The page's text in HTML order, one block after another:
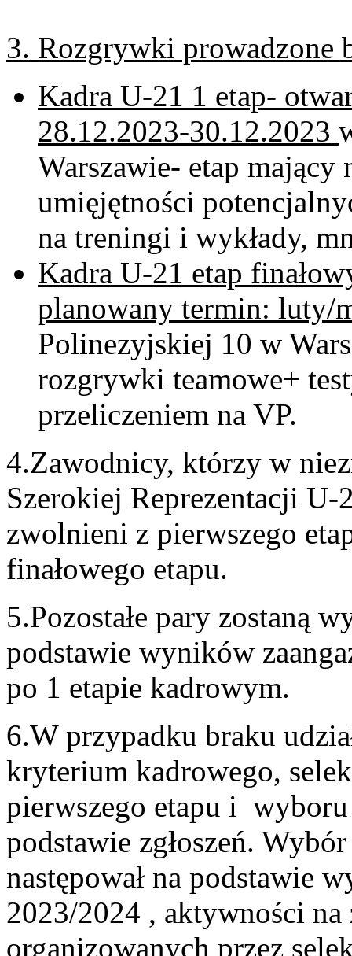
3. Rozgrywki prowadzone
Kadra U-21 1 etap-
28.12.2023-30.12.2023
Warszawie- etap
umięjętności
na treningi i wykłady,
Kadra U-21 etap
planowany termin: luty/
Polinezyjskiej 10 w
rozgrywki teamowe+
przeliczeniem na VP.
4.Zawodnicy, którzy w
Szerokiej Reprezentacji U-
zwolnieni z pierwszego
finałowego etapu.
5.Pozostałe pary zostaną
podstawie wyników
po 1 etapie kadrowym.
6.W przypadku braku
kryterium kadrowego,
pierwszego etapu i
podstawie zgłoszeń.
następował na podstawie
2023/2024 , aktywności
organizowanych przez